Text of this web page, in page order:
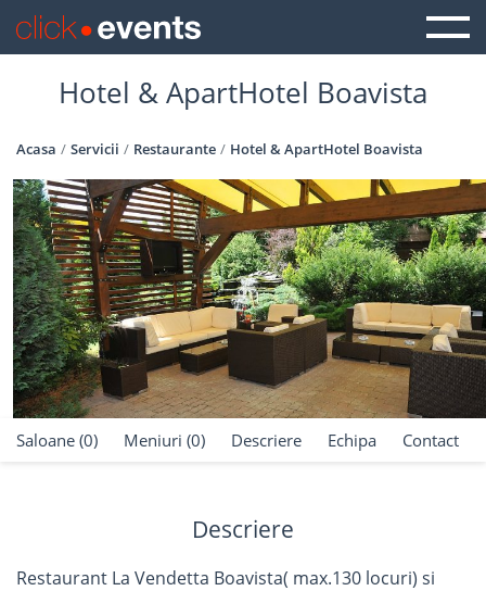
Hotel & ApartHotel Boavista
Acasa Servicii Restaurante Hotel & ApartHotel Boavista
Saloane (0) Meniuri (0) Descriere Echipa Contact
Descriere
Restaurant La Vendetta Boavista( max.130 locuri) si